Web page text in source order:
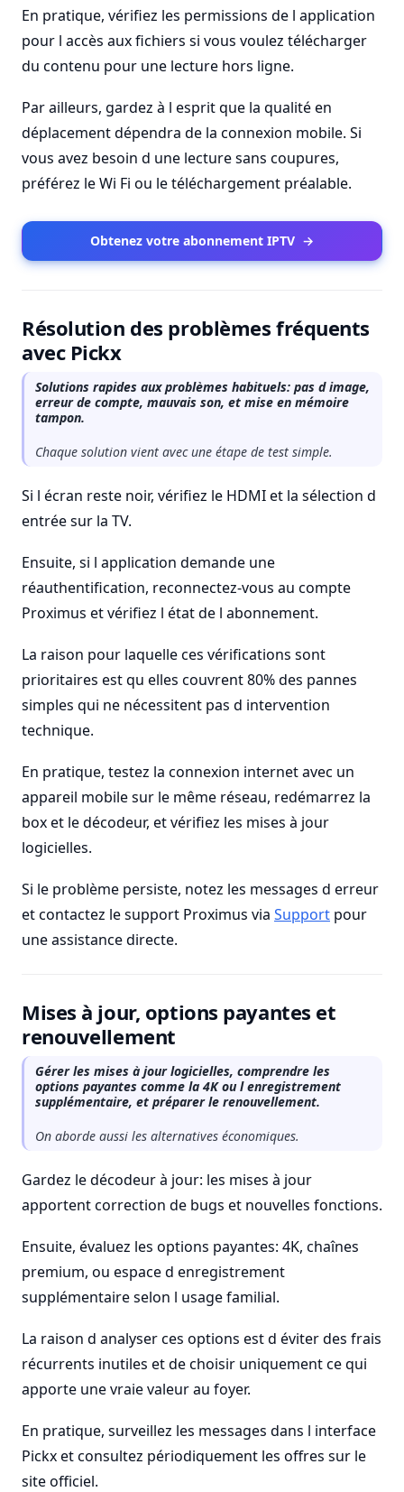
En pratique, vérifiez les permissions de l application
pour l accès aux fichiers si vous voulez télécharger
du contenu pour une lecture hors ligne.
Par ailleurs, gardez à l esprit que la qualité en
déplacement dépendra de la connexion mobile. Si
vous avez besoin d une lecture sans coupures,
préférez le Wi Fi ou le téléchargement préalable.
Obtenez votre abonnement IPTV →
Résolution des problèmes fréquents
avec Pickx
Solutions rapides aux problèmes habituels: pas d image,
erreur de compte, mauvais son, et mise en mémoire
tampon.
Chaque solution vient avec une étape de test simple.
Si l écran reste noir, vérifiez le HDMI et la sélection d
entrée sur la TV.
Ensuite, si l application demande une
réauthentification, reconnectez-vous au compte
Proximus et vérifiez l état de l abonnement.
La raison pour laquelle ces vérifications sont
prioritaires est qu elles couvrent 80% des pannes
simples qui ne nécessitent pas d intervention
technique.
En pratique, testez la connexion internet avec un
appareil mobile sur le même réseau, redémarrez la
box et le décodeur, et vérifiez les mises à jour
logicielles.
Si le problème persiste, notez les messages d erreur
et contactez le support Proximus via Support pour
une assistance directe.
Mises à jour, options payantes et
renouvellement
Gérer les mises à jour logicielles, comprendre les
options payantes comme la 4K ou l enregistrement
supplémentaire, et préparer le renouvellement.
On aborde aussi les alternatives économiques.
Gardez le décodeur à jour: les mises à jour
apportent correction de bugs et nouvelles fonctions.
Ensuite, évaluez les options payantes: 4K, chaînes
premium, ou espace d enregistrement
supplémentaire selon l usage familial.
La raison d analyser ces options est d éviter des frais
récurrents inutiles et de choisir uniquement ce qui
apporte une vraie valeur au foyer.
En pratique, surveillez les messages dans l interface
Pickx et consultez périodiquement les offres sur le
site officiel.